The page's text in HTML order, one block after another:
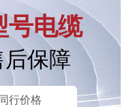
号电缆
保障
行价格